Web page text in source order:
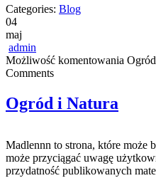
Categories: Blog
04
maj
admin
Możliwość komentowania
Comments
Ogród i Natura
Madlennn to strona, które może
może przyciągać uwagę
przydatność publikowanych